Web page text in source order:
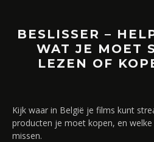
BESLISSER –
WAT JE MOET
LEZEN OF
Kijk waar in België je films kunt
producten je moet kopen, en
missen.